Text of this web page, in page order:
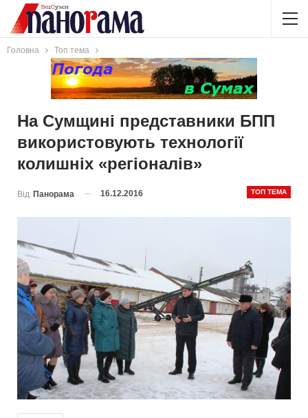
Головна Топ тема
На Сумщині представники БПП
використовують технології
колишніх «регіоналів»
ТОП ТЕМА
Від Панорама 16.12.2016